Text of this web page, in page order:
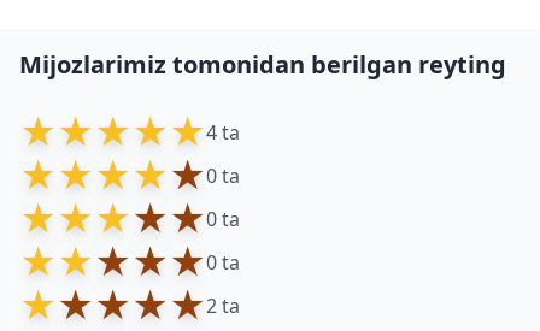
Mijozlarimiz tomonidan berilgan reyting
★★★★★4 ta
★★★★★0 ta
★★★★★0 ta
★★★★★0 ta
★★★★★2 ta